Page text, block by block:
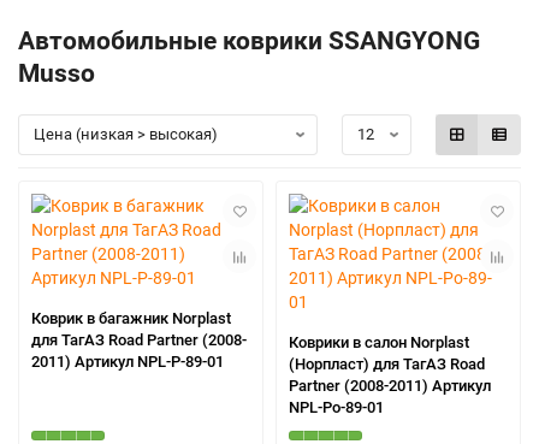
Автомобильные коврики SSANGYONG
Musso
Коврик в багажник Norplast
для ТагАЗ Road Partner (2008-
2011) Артикул NPL-P-89-01
Коврики в салон Norplast
(Норпласт) для ТагАЗ Road
Partner (2008-2011) Артикул
NPL-Po-89-01